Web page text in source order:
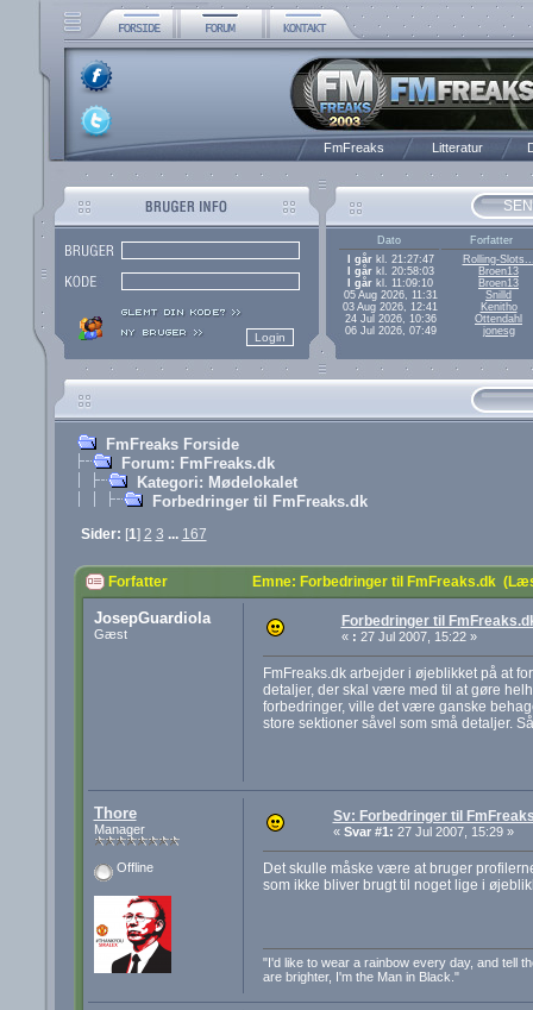
FmFreaks Litteratur
Dato
Forfatter
I gårkl. 21:27:47
Rolling-
I gårkl. 20:58:03
Broen13
I går kl. 11:09:10
Broen13
05 Aug 2026, 11:31
Snilld
03 Aug 2026, 12:41
Kenitho
24 Jul 2026, 10:36
Ottendahl
06 Jul 2026, 07:49
jonesg
FmFreaks Forside
Forum: FmFreaks.dk
Kategori: Mødelokalet
Forbedringer til FmFreaks.dk
Sider: [1] 2 3 ... 167
Forfatter Emne: Forbedringer til FmFreaks.dk
JosepGuardiola
Gæst
Forbedringer til
« : 27 Jul 2007, 15:22 »
FmFreaks.dk arbejder i øjeblikket på at
detaljer, der skal være med til at gøre
forbedringer, ville det være ganske
store sektioner såvel som små detaljer.
Thore
Manager
Offline
Sv: Forbedringer til
« Svar #1: 27 Jul 2007, 15:29 »
Det skulle måske være at bruger
som ikke bliver brugt til noget lige i
"I'd like to wear a rainbow every day, and tell
are brighter, I'm the Man in Black."